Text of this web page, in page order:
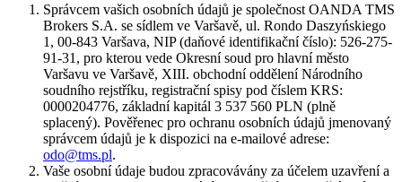
Správcem vašich osobních údajů je společnost OANDA TMS
Brokers S.A. se sídlem ve Varšavě, ul. Rondo Daszyńskiego
1, 00-843 Varšava, NIP (daňové identifikační číslo): 526-275-
91-31, pro kterou vede Okresní soud pro hlavní město
Varšavu ve Varšavě, XIII. obchodní oddělení Národního
soudního rejstříku, registrační spisy pod číslem KRS:
0000204776, základní kapitál 3 537 560 PLN (plně
splacený). Pověřenec pro ochranu osobních údajů jmenovaný
správcem údajů je k dispozici na e-mailové adrese:
odo@tms.pl.
Vaše osobní údaje budou zpracovávány za účelem uzavření a